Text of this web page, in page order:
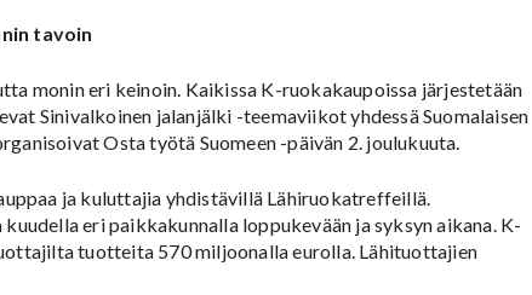
tavoin
monin eri keinoin. Kaikissa K-ruokakaupoissa järjestetään
Sinivalkoinen jalanjälki -teemaviikot yhdessä Suomalaisen
Osta työtä Suomeen -päivän 2. joulukuuta.
ja kuluttajia yhdistävillä Lähiruokatreffeillä.
eri paikkakunnalla loppukevään ja syksyn aikana. K-
tuotteita 570 miljoonalla eurolla. Lähituottajien